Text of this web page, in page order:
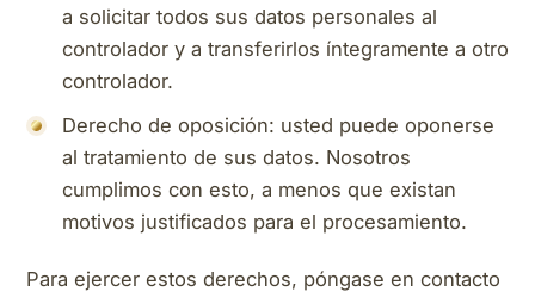
a solicitar todos sus datos personales al
controlador y a transferirlos íntegramente a otro
controlador.
Derecho de oposición: usted puede oponerse
al tratamiento de sus datos. Nosotros
cumplimos con esto, a menos que existan
motivos justificados para el procesamiento.
Para ejercer estos derechos, póngase en contacto